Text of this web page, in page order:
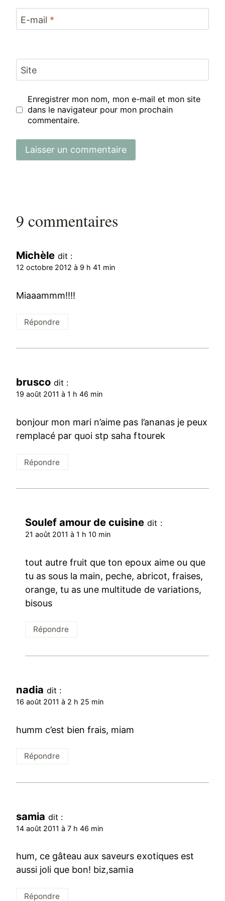
E-mail *
Site
Enregistrer mon nom, mon e-mail et mon site
dans le navigateur pour mon prochain
commentaire.
9 commentaires
Michèle dit :
12 octobre 2012 à 9 h 41 min
Miaaammm!!!!
Répondre
brusco dit :
19 août 2011 à 1 h 46 min
bonjour mon mari n’aime pas l’ananas je peux
remplacé par quoi stp saha ftourek
Répondre
Soulef amour de cuisine dit :
21 août 2011 à 1 h 10 min
tout autre fruit que ton epoux aime ou que
tu as sous la main, peche, abricot, fraises,
orange, tu as une multitude de variations,
bisous
Répondre
nadia dit :
16 août 2011 à 2 h 25 min
humm c’est bien frais, miam
Répondre
samia dit :
14 août 2011 à 7 h 46 min
hum, ce gâteau aux saveurs exotiques est
aussi joli que bon! biz,samia
Répondre